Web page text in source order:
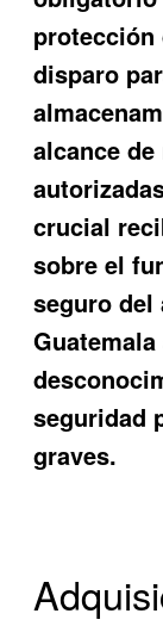
protección
disparo
alcance
crucial
sobre el
seguro del
seguridad
graves.